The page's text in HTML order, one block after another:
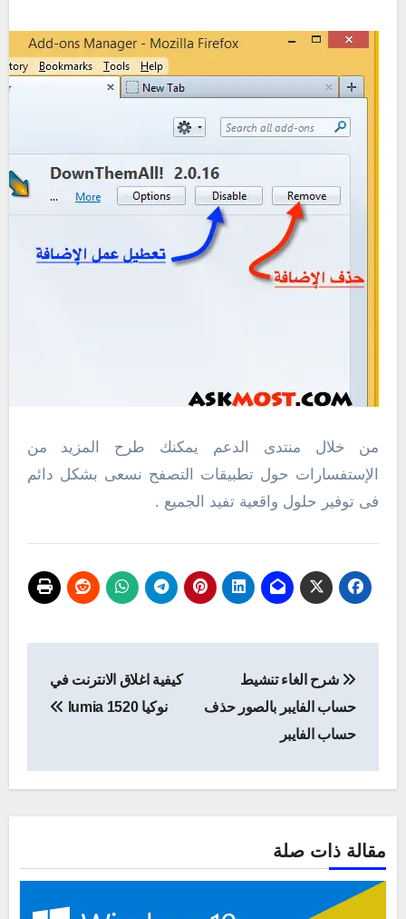
من خلال منتدى الدعم يمكنك طرح المزيد من
الإستفسارات حول تطبيقات التصفح نسعى بشكل دائم
فى توفير حلول واقعية تفيد الجميع .
المقالات
شرح الغاء تنشيط
حساب الفايبر بالصور حذف
حساب الفايبر
كيفية اغلاق الانترنت في
نوكيا lumia 1520
مقالة ذات صلة